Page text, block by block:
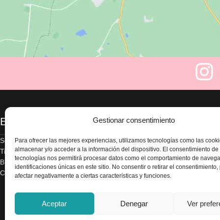
Gestionar consentimiento
Para ofrecer las mejores experiencias, utilizamos tecnologías como las
almacenar y/o acceder a la información del dispositivo. El consentimiento de
tecnologías nos permitirá procesar datos como el comportamiento de
identificaciones únicas en este sitio. No consentir o retirar el consentimiento,
afectar negativamente a ciertas características y funciones.
Aceptar Denegar Ver
Enlaces
Sobre nosotros
Tienda
Blog
Contacte con nosotros
Legal
Aviso legal
Política de privacidad
Términos y
Envío y devoluciones